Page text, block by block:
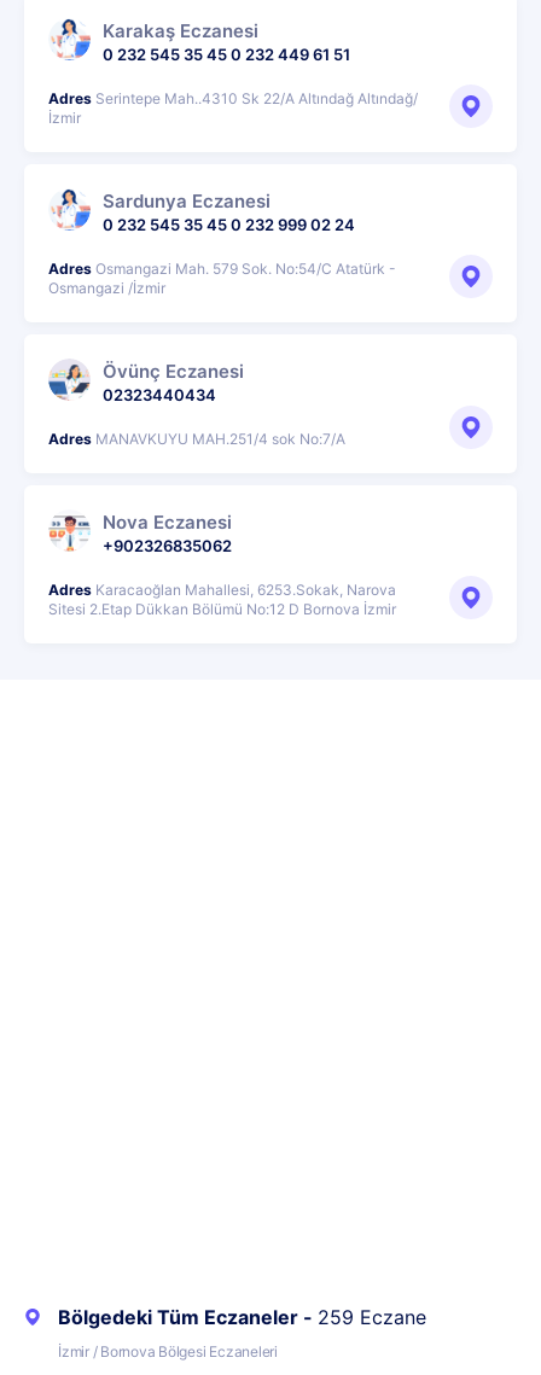
Karakaş Eczanesi
0 232 545 35 45 0 232 449 61 51
Adres Serintepe Mah..4310 Sk 22/A Altındağ Altındağ/
İzmir
Sardunya Eczanesi
0 232 545 35 45 0 232 999 02 24
Adres Osmangazi Mah. 579 Sok. No:54/C Atatürk -
Osmangazi /İzmir
Övünç Eczanesi
02323440434
Adres MANAVKUYU MAH.251/4 sok No:7/A
Nova Eczanesi
+902326835062
Adres Karacaoğlan Mahallesi, 6253.Sokak, Narova
Sitesi 2.Etap Dükkan Bölümü No:12 D Bornova İzmir
Bölgedeki Tüm Eczaneler - 259 Eczane
İzmir / Bornova Bölgesi Eczaneleri